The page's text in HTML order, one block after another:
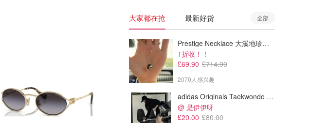
大家都在抢 最新好货 全部
Prestige Necklace 大溪地珍珠项链 10-11mm
1折收！！
£69.90 £714.90
2070人感兴趣
adidas Originals Taekwondo 女款黑色运动鞋
@ 是伊伊呀
£20.00 £80.00